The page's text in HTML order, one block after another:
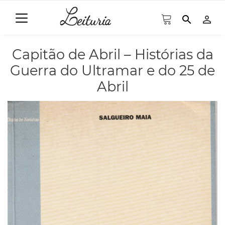
search person_outline
Capitão de Abril – Histórias da
Guerra do Ultramar e do 25 de
Abril